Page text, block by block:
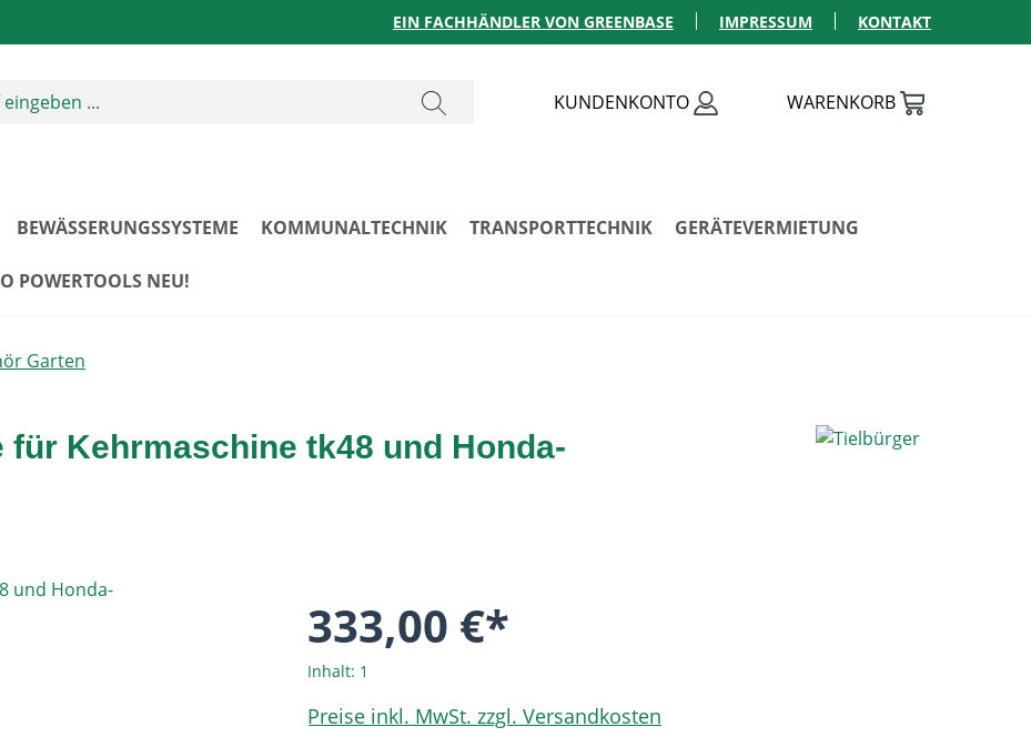
EIN FACHHÄNDLER VON GREENBASE IMPRESSUM KONTAKT
KUNDENKONTO WARENKORB
BEWÄSSERUNGSSYSTEME KOMMUNALTECHNIK TRANSPORTTECHNIK GERÄTEVERMIETUNG
POWERTOOLS NEU!
Garten
Kehrmaschine tk48 und Honda-
333,00 €*
Inhalt: 1
Preise inkl. MwSt. zzgl. Versandkosten